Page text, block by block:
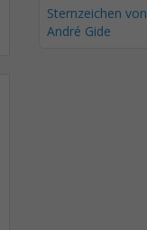
Sternzeichen von
André Gide